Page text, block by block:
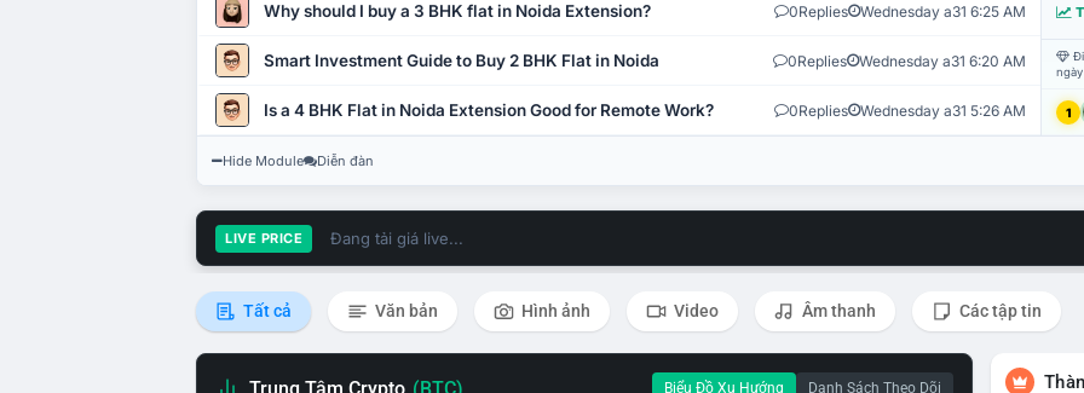
Why should I buy a 3 BHK flat in Noida Extension? 0Replies Wednesday a31 6:25 AM
Smart Investment Guide to Buy 2 BHK Flat in Noida 0Replies Wednesday a31 6:20 AM
Is a 4 BHK Flat in Noida Extension Good for Remote Work? 0Replies Wednesday a31 5:26 AM 1
Hide Module Diễn đàn
LIVE PRICE Đang tải giá live...
Tất cả Văn bản Hình ảnh Video Âm thanh Các tập tin
Trung Tâm Crypto (BTC) Biểu Đồ Xu Hướng Danh Sách Theo Dõi